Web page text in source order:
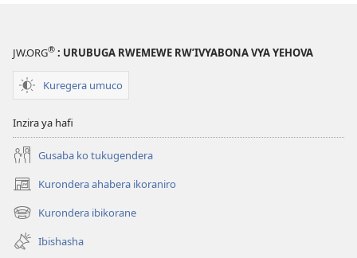
JW.ORG® : URUBUGA RWEMEWE RW’IVYABONA VYA YEHOVA
Kuregera umuco
Inzira ya hafi
Gusaba ko tukugendera
Kurondera ahabera ikoraniro
(opens
new
window)
Kurondera ibikorane
(opens
new
window)
Ibishasha